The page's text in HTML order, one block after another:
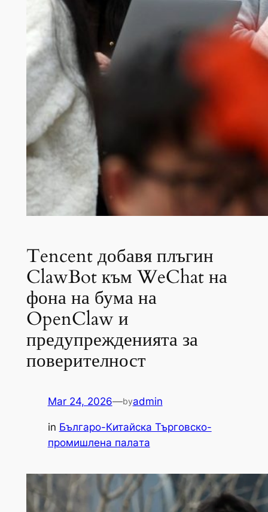
Tencent добавя плъгин
ClawBot към WeChat на
фона на бума на
OpenClaw и
предупрежденията за
поверителност
Mar 24, 2026—byadmin
in Българо-Китайска Търговско-
промишлена палaта